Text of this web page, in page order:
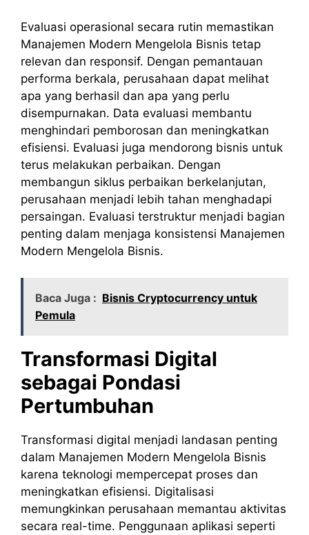
Evaluasi operasional secara rutin memastikan
Manajemen Modern Mengelola Bisnis tetap
relevan dan responsif. Dengan pemantauan
performa berkala, perusahaan dapat melihat
apa yang berhasil dan apa yang perlu
disempurnakan. Data evaluasi membantu
menghindari pemborosan dan meningkatkan
efisiensi. Evaluasi juga mendorong bisnis untuk
terus melakukan perbaikan. Dengan
membangun siklus perbaikan berkelanjutan,
perusahaan menjadi lebih tahan menghadapi
persaingan. Evaluasi terstruktur menjadi bagian
penting dalam menjaga konsistensi Manajemen
Modern Mengelola Bisnis.
Baca Juga : Bisnis Cryptocurrency untuk
Pemula
Transformasi Digital
sebagai Pondasi
Pertumbuhan
Transformasi digital menjadi landasan penting
dalam Manajemen Modern Mengelola Bisnis
karena teknologi mempercepat proses dan
meningkatkan efisiensi. Digitalisasi
memungkinkan perusahaan memantau aktivitas
secara real-time. Penggunaan aplikasi seperti